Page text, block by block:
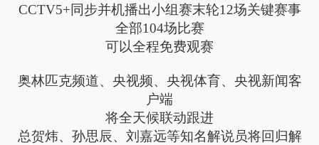
CCTV5+同步并机播出小组赛末轮12场关键赛事
全部104场比赛
可以全程免费观赛
奥林匹克频道、央视频、央视体育、央视新闻客
户端
将全天候联动跟进
总贺炜、孙思辰、刘嘉远等知名解说员将回归解